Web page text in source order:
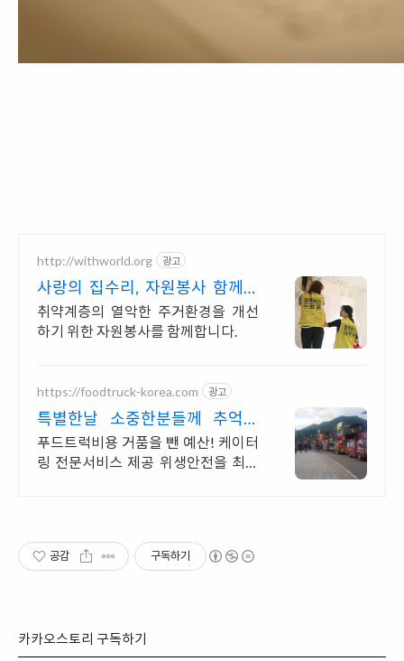
http://withworld.org 광고
사랑의 집수리, 자원봉사 함께웃
는세상 만들기
취약계층의 열악한 주거환경을 개선
하기 위한 자원봉사를 함께합니다.
https://foodtruck-korea.com 광고
특별한날 소중한분들께 추억을
커피차부터 간식차까지 한번에
푸드트럭비용 거품을 뺀 예산! 케이터
링 전문서비스 제공 위생안전을 최우
공감 구독하기
카카오스토리 구독하기